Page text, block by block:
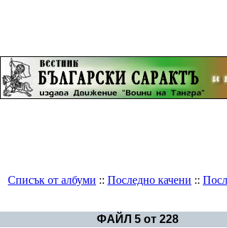
Списък от албуми :: Последно качени ::
ФАЙЛ 5 от 228